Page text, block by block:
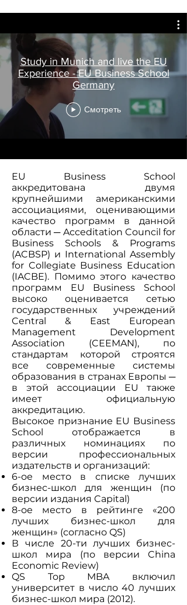
Study in Munich and live the EU
Experience - EU Business School
Germany
Смотреть
EU Business School
аккредитована двумя
крупнейшими американскими
ассоциациями, оценивающими
качество программ в данной
области ─ Acceditation Council for
Business Schools & Programs
(ACBSP) и International Assembly
for Collegiate Business Education
(IACBE). Помимо этого качество
программ EU Business School
высоко оценивается сетью
государственных учреждений
Central & East European
Management Development
Association (CEEMAN), по
стандартам которой строятся
все современные системы
образования в странах Европы ─
в этой ассоциации EU также
имеет официальную
аккредитацию.
Высокое признание EU Business
School отображается в
различных номинациях по
версии профессиональных
издательств и организаций:
6-ое место в списке лучших
бизнес-школ для женщин (по
версии издания Capital)
8-ое место в рейтинге «200
лучших бизнес-школ для
женщин» (согласно QS)
В числе 20-ти лучших бизнес-
школ мира (по версии China
Economic Review)
QS Top MBA включил
университет в число 40 лучших
бизнес-школ мира (2012).